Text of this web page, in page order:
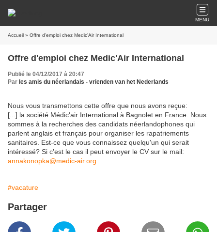
MENU
Accueil » Offre d'emploi chez Medic'Air International
Offre d'emploi chez Medic'Air International
Publié le 04/12/2017 à 20:47
Par les amis du néerlandais - vrienden van het Nederlands
Nous vous transmettons cette offre que nous avons reçue:
[...] la société Médic'air International à Bagnolet en France. Nous
sommes à la recherches des candidats néerlandophones qui
parlent anglais et français pour organiser les rapatriements
sanitaires. Est-ce que vous connaissez quelqu'un qui serait
intéressé? Si c'est le cas il peut envoyer le CV sur le mail:
annakonopka@medic-air.org
#vacature
Partager